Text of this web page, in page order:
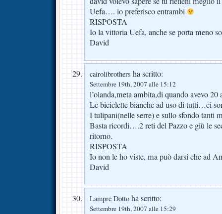
Uefa…. io preferisco entrambi
RISPOSTA
Io la vittoria Uefa, anche se porta meno
David
cairolibrothers ha scritto:
Settembre 19th, 2007 alle 15:12
l’olanda,meta ambita,di quando avevo 20
Le biciclette bianche ad uso di tutti…ci
I tulipani(nelle serre) e sullo sfondo tanti
Basta ricordi….2 reti del Pazzo e giù le
ritorno.
RISPOSTA
Io non le ho viste, ma può darsi che ad
David
Lampre Dotto ha scritto:
Settembre 19th, 2007 alle 15:29